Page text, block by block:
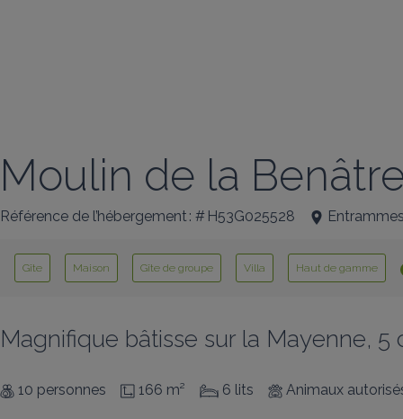
Moulin de la
Référence de l’hébergement : # H53G025528
Gîte Maison Gîte de groupe Villa Haut de gamme
Magnifique bâtisse sur la Mayenne,
10 personnes 166 m² 6 lits Animaux